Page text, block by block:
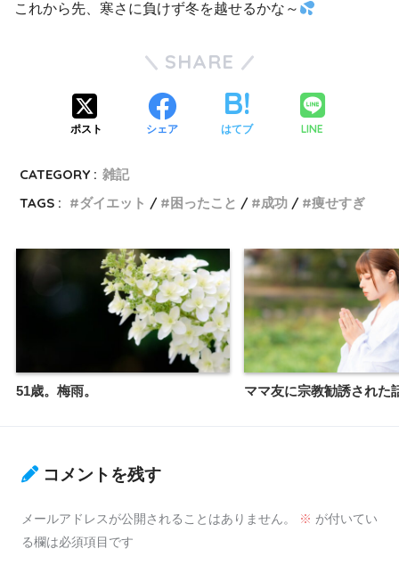
これから先、寒さに負けず冬を越せるかな～
SHARE
ポスト シェア はてブ LINE
CATEGORY : 雑記
TAGS :
ダイエット 困ったこと 成功 痩せすぎ
51歳。梅雨。 ママ友に宗教勧誘された
コメントを残す
メールアドレスが公開されることはありません。 ※ が付いてい
る欄は必須項目です